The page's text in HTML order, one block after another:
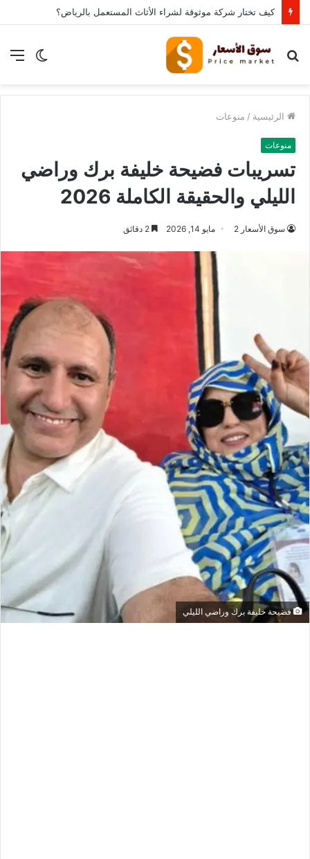
كيف تختار شركة موثوقة لشراء الأثاث المستعمل بالرياض؟
الوضع
بحث
الرئيسية / منوعات
منوعات
تسريبات فضيحة خليفة برك وراضي
الليلي والحقيقة الكاملة 2026
سوق الأسعار 2 مايو 14, 2026
فضيحة خليفة برك وراضي الليلي